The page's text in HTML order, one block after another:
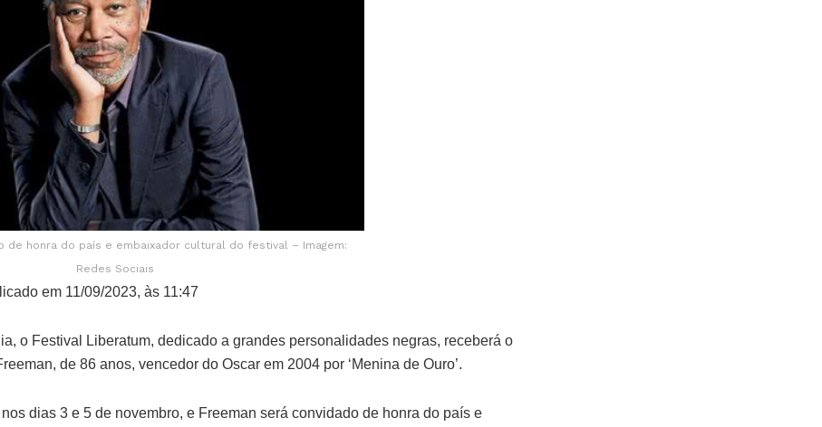
de honra do país e embaixador cultural do festival – Imagem:
Redes Sociais
em 11/09/2023, às 11:47
o Festival Liberatum, dedicado a grandes personalidades negras, receberá o
de 86 anos, vencedor do Oscar em 2004 por ‘Menina de Ouro’.
dias 3 e 5 de novembro, e Freeman será convidado de honra do país e